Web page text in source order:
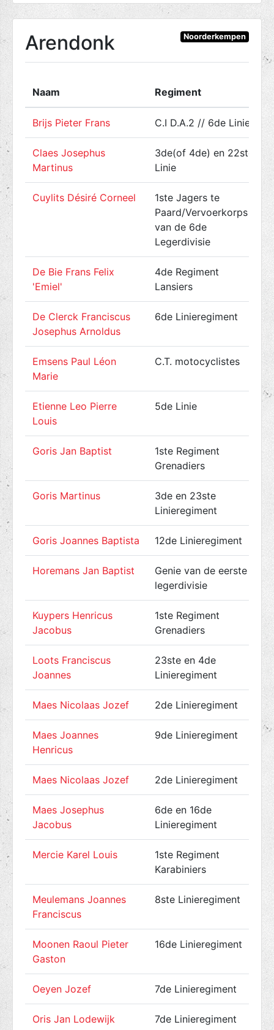
Arendonk Noorderkempen
Naam Regiment
Brijs Pieter Frans C.I D.A.2 // 6de Linie
Claes Josephus
Martinus
3de(of 4de) en 22ste
Linie
Cuylits Désiré Corneel
1ste Jagers te
Paard/Vervoerkorps
van de 6de
Legerdivisie
De Bie Frans Felix
'Emiel'
4de Regiment
Lansiers
De Clerck Franciscus
Josephus Arnoldus
6de Linieregiment
Emsens Paul Léon
Marie
C.T. motocyclistes
Etienne Leo Pierre
Louis
5de Linie
Goris Jan Baptist
1ste Regiment
Grenadiers
Goris Martinus
3de en 23ste
Linieregiment
Goris Joannes Baptista 12de Linieregiment
Horemans Jan Baptist
Genie van de eerste
legerdivisie
Kuypers Henricus
Jacobus
1ste Regiment
Grenadiers
Loots Franciscus
Joannes
23ste en 4de
Linieregiment
Maes Nicolaas Jozef 2de Linieregiment
Maes Joannes
Henricus
9de Linieregiment
Maes Nicolaas Jozef 2de Linieregiment
Maes Josephus
Jacobus
6de en 16de
Linieregiment
Mercie Karel Louis
1ste Regiment
Karabiniers
Meulemans Joannes
Franciscus
8ste Linieregiment
Moonen Raoul Pieter
Gaston
16de Linieregiment
Oeyen Jozef 7de Linieregiment
Oris Jan Lodewijk 7de Linieregiment